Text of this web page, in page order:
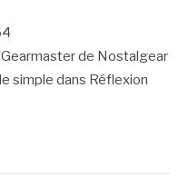
Gearmaster de Nostalgear
simple dans Réflexion